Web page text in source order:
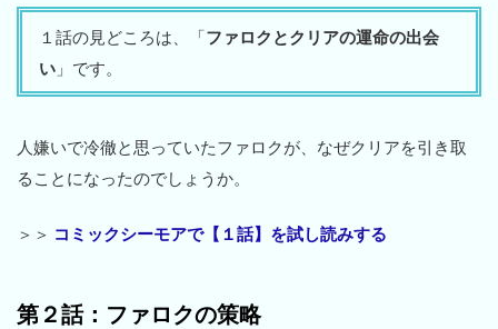
１話の見どころは、「ファロクとクリアの運命の出会
い 」です。
人嫌いで冷徹と思っていたファロクが、なぜクリアを引き取
ることになったのでしょうか。
＞＞ コミックシーモアで【１話】を試し読みする
第２話：ファロクの策略